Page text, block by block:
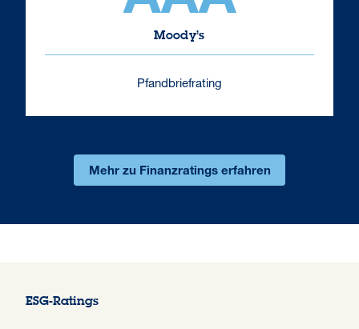
Moody’s
Pfandbriefrating
Mehr zu Finanzratings erfahren
ESG-Ratings